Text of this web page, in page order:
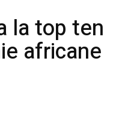
la top ten
africane